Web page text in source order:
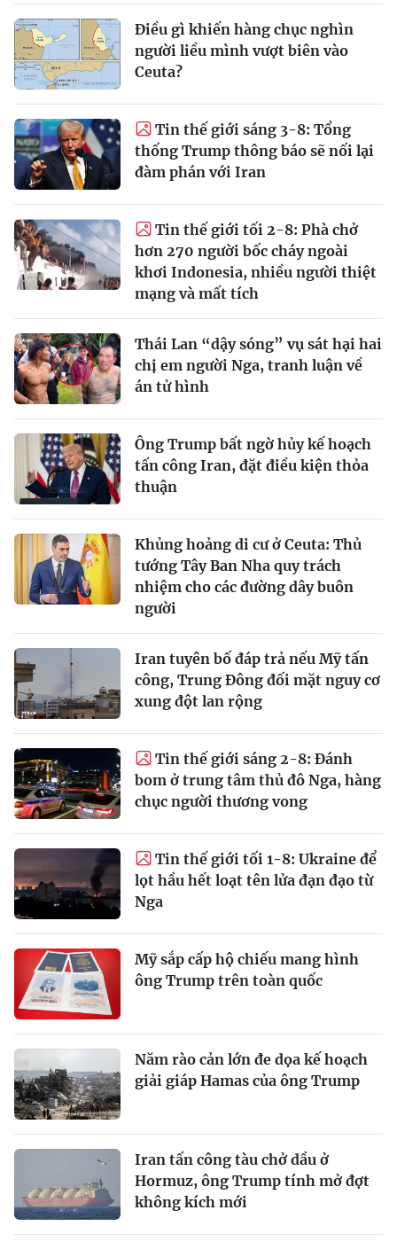
Điều gì khiến hàng chục nghìn
người liều mình vượt biên vào
Ceuta?
Tin thế giới sáng 3-8: Tổng
thống Trump thông báo sẽ nối lại
đàm phán với Iran
Tin thế giới tối 2-8: Phà chở
hơn 270 người bốc cháy ngoài
khơi Indonesia, nhiều người thiệt
mạng và mất tích
Thái Lan “dậy sóng” vụ sát hại hai
chị em người Nga, tranh luận về
án tử hình
Ông Trump bất ngờ hủy kế hoạch
tấn công Iran, đặt điều kiện thỏa
thuận
Khủng hoảng di cư ở Ceuta: Thủ
tướng Tây Ban Nha quy trách
nhiệm cho các đường dây buôn
người
Iran tuyên bố đáp trả nếu Mỹ tấn
công, Trung Đông đối mặt nguy cơ
xung đột lan rộng
Tin thế giới sáng 2-8: Đánh
bom ở trung tâm thủ đô Nga, hàng
chục người thương vong
Tin thế giới tối 1-8: Ukraine để
lọt hầu hết loạt tên lửa đạn đạo từ
Nga
Mỹ sắp cấp hộ chiếu mang hình
ông Trump trên toàn quốc
Năm rào cản lớn đe dọa kế hoạch
giải giáp Hamas của ông Trump
Iran tấn công tàu chở dầu ở
Hormuz, ông Trump tính mở đợt
không kích mới